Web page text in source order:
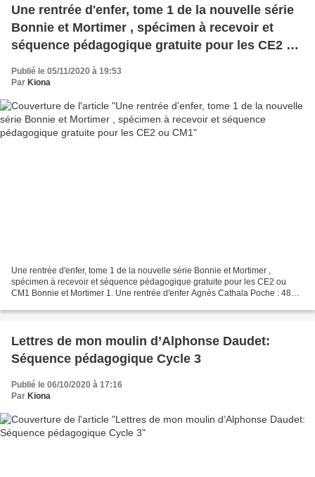
Une rentrée d'enfer, tome 1 de la nouvelle série
Bonnie et Mortimer , spécimen à recevoir et
séquence pédagogique gratuite pour les CE2 ou
Publié le 05/11/2020 à 19:53
Par Kiona
Une rentrée d'enfer, tome 1 de la nouvelle série Bonnie et Mortimer ,
spécimen à recevoir et séquence pédagogique gratuite pour les CE2 ou
CM1 Bonnie et Mortimer 1. Une rentrée d'enfer Agnès Cathala Poche : 48
Lettres de mon moulin d’Alphonse Daudet:
Séquence pédagogique Cycle 3
Publié le 06/10/2020 à 17:16
Par Kiona